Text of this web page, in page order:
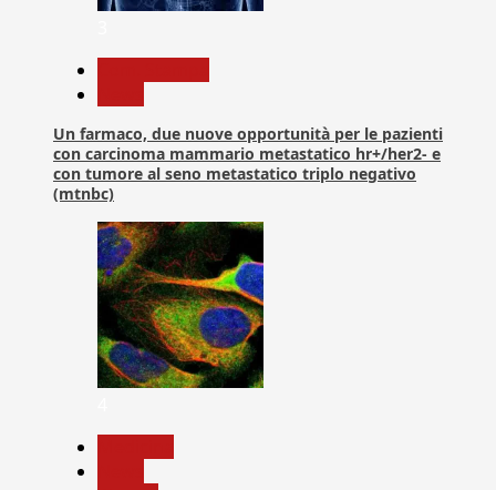
Un farmaco, due nuove opportunità per le pazienti
con carcinoma mammario metastatico hr+/her2- e
con tumore al seno metastatico triplo negativo
(mtnbc)